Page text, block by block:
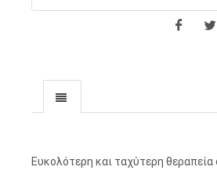
Ευκολότερη και ταχύτερη